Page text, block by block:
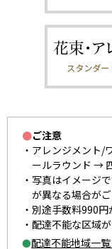
●ご注意
アレンジメント/
ールラウンド →
写真はイメージで
が異なる場合がご
別途手数料990円
配達不能な区域
●配達不能地域一